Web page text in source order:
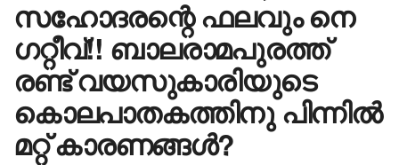
സഹോദരന്റെ ഫലവും നെ​
ഗറ്റീവ്!! ബാലരാമപുരത്ത്
രണ്ട് വയസുകാരിയുടെ
കൊലപാതകത്തിനു പിന്നിൽ
മറ്റ് കാരണങ്ങൾ?